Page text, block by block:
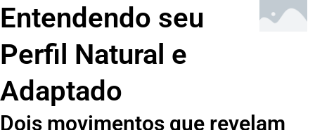
Entendendo seu
Perfil Natural e
Adaptado
Dois movimentos que revelam